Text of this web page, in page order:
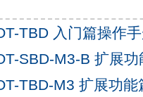
机器在信息交换和
领域或称界面所说人
接触或互相影响，指
TBD 入门篇操作
SBD-M3-B 扩展功
TBD-M3 扩展功能